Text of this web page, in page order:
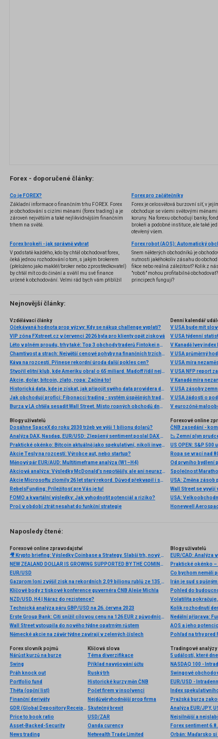
Forex - doporučené články:
Co je FOREX?
Základní informace o finančním trhu FOREX. Forex
je obchodování s cizími měnami (forex trading) a je
zároveň největším a také nejlikvidnějším finančním
trhem na světě.
Forex pro začátečníky
Forex je celosvětová burzovní síť, v
obchoduje se všemi světovými
koruny. Na forexu obchodují banky,
brokeři a podobné instituce, ale také
otevřený všem.
Forex brokeři - jak správně vybrat
V podstatě každého, kdo by chtěl obchodovat forex,
čeká jednou rozhodování o tom, s jakým brokerem
(přeloženo jako makléř/broker nebo zprostředkovatel)
by chtěl mít co do činění a svěřil mu své finance
určené k obchodování. Velmi rád bych vám přiblížil
několik příkladů nejznámějších z nich.
Snem některých obchodníků je
nutnosti jakéhokoliv zásahu do
fikce nebo reálná záležitost? Kolik z
"roboti" mohou profitabilně
principech fungují?
Nejnovější články:
Vzdělávací články
Očekávaná hodnota prop výzvy: Kdy se nákup challenge vyplatí?
VIP zóna FXstreet.cz v červenci 2026 byla pro klienty opět zisková
Léto v plném proudu, trhy také: Top 3 obchody traderů Fintokei na indexech a zlatě
Chamtivost a strach: Největší cenové pohyby na finančních trzích (červenec 2026)
Káva na rozcestí. Přinese rekordní úroda další pokles cen?
Stvořil elitní klub, kde Ameriku obral o 65 miliard. Madoff řídil největší Ponzi dějin
Akcie, dolar, bitcoin, zlato, ropa: Začíná to!
Historická data, kde je získat, jak připojit svého data providera do MultiCharts a proč je budeme potřebovat? (4. díl)
Jak obchodují profíci: Fibonacci trading - systém úspěšných traderů
Burza v LA chtěla sesadit Wall Street. Místo ropných obchodů dnes místem duní basy
Denní kalendář
V USA bude mít
V USA týdenní
V Kanadě Ivey index
V USA průměrný
V USA míra
V USA NFP report
V Kanadě míra
V USA zásoby
V USA žádosti o
V eurozóně
Blogy uživatelů
Dosáhne SpaceX do roku 2030 tržeb ve výši 1 bilionu dolarů?
Analýza DAX, Nasdaq, EUR/USD: Zlepšený sentiment poslal DAX na nová maxima
Praktické okénko: Bitcoin aktuálně jako spekulativní, nikoli investiční aktivum
Akcie Tesly na rozcestí: Výrobce aut, nebo startup?
Měnový pár EUR/AUD: Multitimeframe analýza (W1–H4)
Akciová analýza: Výsledky McDonald’s nepotěšily, ale ani neurazily. Jakou vizi společnost prezentovala?
Akcie Microsoftu zlomily 26 let starý rekord. Důvod překvapil i samotné investory
RebelsFunding: Príležitosť pre Vás je tu!
FOMO a kvartální výsledky: Jak vyhodnotit potenciál a riziko?
Proč v období ztrát nesahat do funkční strategie
Forexové online
ČNB zasedání -
📉 Zemní plyn
Ropa se vrací nad
Naposledy čtené:
Forexové online zpravodajství
🎥 Krypto briefing: Výsledky Coinbase a Strategy. Slabší trh, nový plán MSTR
NEW ZEALAND DOLLAR IS GROWING SUPPORTED BY THE COMING INCREASE OF THE INTEREST RATE
EUR/USD
Gazprom loni zvýšil zisk na rekordních 2,09 bilionu rublů ze 135 miliard
Klíčové body z tiskové konference guvernéra ČNB Aleše Michla
NZD/USD, H4 | Náraz do rezistence?
Technická analýza páru GBP/USD na 26. června 2023
Erste Group Bank: Citi snížil cílovou cenu na 126 EUR z původních 130 EUR
Wall Street vstoupila do nového týdne opatrným růstem
Německé akcie na závěr týdne zavírají v zelených číslech
Blogy uživatelů
EUR/CAD: Analýza
Praktické okénko
Co bychom neměli
Irán je sud s
Pohled do
Kolik rozhodnutí
Nedělní příprava:
AOS a jeho
Pohľad na trhy pred
Forex slovník pojmů
Nárůst kurzů na burze
Swing
Práh knock out
Portfolio fund
Théta (opční list)
Finanční deriváty
GDR (Global Depository Receipts – globální depozitní certifikát)
Price to book ratio
Asset-Backed-Security
News trading
Klíčová slova
Téma diverzifikace
Příklad navyšování účtu
Ruský trh
Historické kurzy měn ČNB
Počet firem v insolvenci
Nejdůvěryhodnější prop firma
Skutečný brexit
USD/ZAR
Oanda curency
Netwealth Trade Limited
Tradingové analýzy
5 událostí, které
NASDAQ 100 -
Swingové
EUR/USD -
Index
Analýza EUR/JPY,
Nejsilnější a
Forex sentiment